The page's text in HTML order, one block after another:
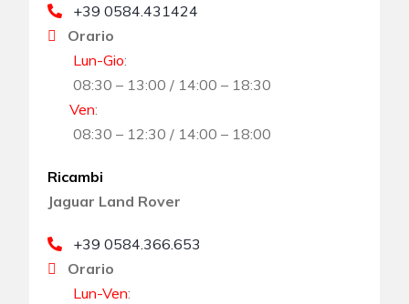
+39 0584.431424
Orario
Lun-Gio:
08:30 – 13:00 / 14:00 – 18:30
Ven:
08:30 – 12:30 / 14:00 – 18:00
Ricambi
Jaguar Land Rover
+39 0584.366.653
Orario
Lun-Ven: